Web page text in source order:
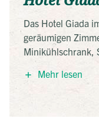
Das Hotel Giada
geräumigen
Minikühlschrank,
können Sie an
Restaurant. Zum
Mehr lesen